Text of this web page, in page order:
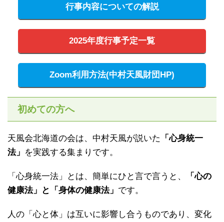
行事内容についての解説
2025年度行事予定一覧
Zoom利用方法(中村天風財団HP)
初めての方へ
天風会北海道の会は、中村天風が説いた
「心身統一
法」 を実践する集まりです。
「心身統一法」とは、簡単にひと言で言うと、
「心の
健康法」と「身体の健康法」 です。
人の「心と体」は互いに影響し合うものであり、変化